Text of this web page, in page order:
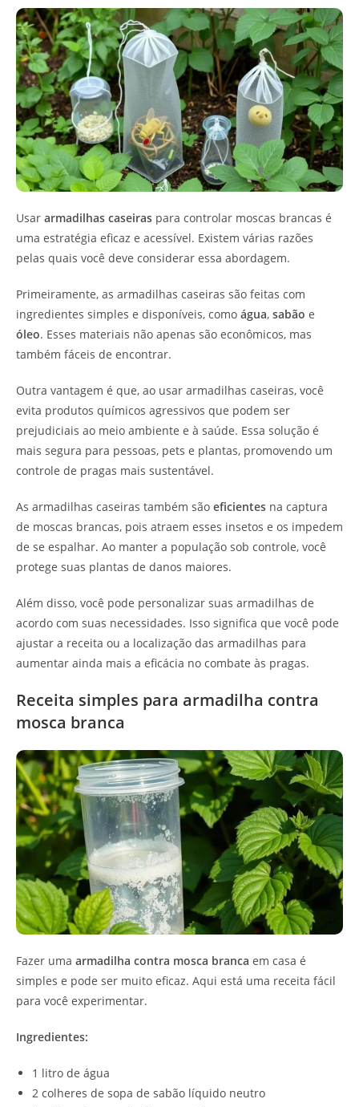
Usar armadilhas caseiras para controlar moscas brancas é
uma estratégia eficaz e acessível. Existem várias razões
pelas quais você deve considerar essa abordagem.
Primeiramente, as armadilhas caseiras são feitas com
ingredientes simples e disponíveis, como água, sabão e
óleo. Esses materiais não apenas são econômicos, mas
também fáceis de encontrar.
Outra vantagem é que, ao usar armadilhas caseiras, você
evita produtos químicos agressivos que podem ser
prejudiciais ao meio ambiente e à saúde. Essa solução é
mais segura para pessoas, pets e plantas, promovendo um
controle de pragas mais sustentável.
As armadilhas caseiras também são eficientes na captura
de moscas brancas, pois atraem esses insetos e os impedem
de se espalhar. Ao manter a população sob controle, você
protege suas plantas de danos maiores.
Além disso, você pode personalizar suas armadilhas de
acordo com suas necessidades. Isso significa que você pode
ajustar a receita ou a localização das armadilhas para
aumentar ainda mais a eficácia no combate às pragas.
Receita simples para armadilha contra
mosca branca
Fazer uma armadilha contra mosca branca em casa é
simples e pode ser muito eficaz. Aqui está uma receita fácil
para você experimentar.
Ingredientes:
1 litro de água
2 colheres de sopa de sabão líquido neutro